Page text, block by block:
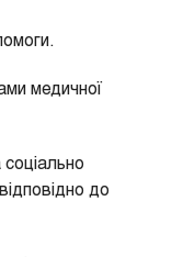
медичної
до